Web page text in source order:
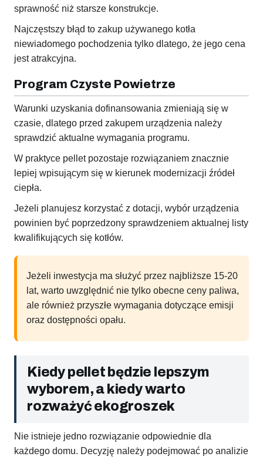
sprawność niż starsze konstrukcje.
Najczęstszy błąd to zakup używanego kotła
niewiadomego pochodzenia tylko dlatego, że jego cena
jest atrakcyjna.
Program Czyste Powietrze
Warunki uzyskania dofinansowania zmieniają się w
czasie, dlatego przed zakupem urządzenia należy
sprawdzić aktualne wymagania programu.
W praktyce pellet pozostaje rozwiązaniem znacznie
lepiej wpisującym się w kierunek modernizacji źródeł
ciepła.
Jeżeli planujesz korzystać z dotacji, wybór urządzenia
powinien być poprzedzony sprawdzeniem aktualnej listy
kwalifikujących się kotłów.
Jeżeli inwestycja ma służyć przez najbliższe 15-20
lat, warto uwzględnić nie tylko obecne ceny paliwa,
ale również przyszłe wymagania dotyczące emisji
oraz dostępności opału.
Kiedy pellet będzie lepszym
wyborem, a kiedy warto
rozważyć ekogroszek
Nie istnieje jedno rozwiązanie odpowiednie dla
każdego domu. Decyzję należy podejmować po analizie